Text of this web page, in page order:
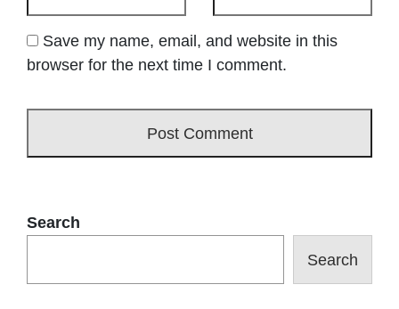
Save my name, email, and website in this
browser for the next time I comment.
Search
Search